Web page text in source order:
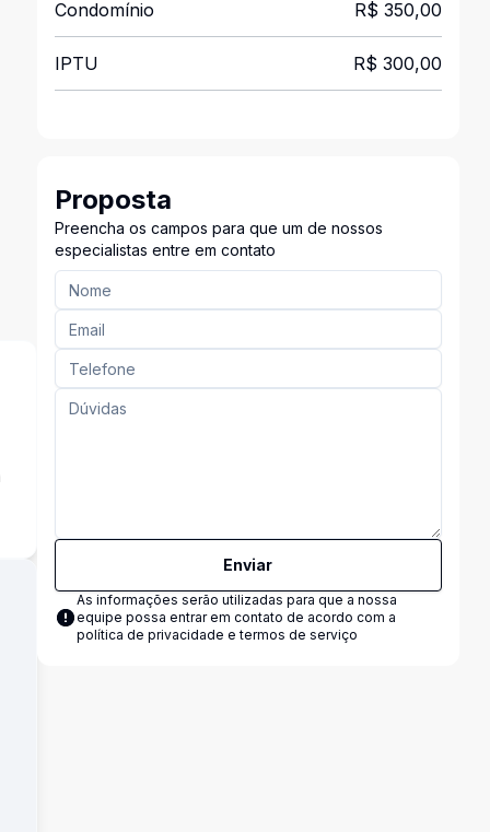
Condomínio R$ 350,00
IPTU R$ 300,00
Proposta
Preencha os campos para que um de nossos
especialistas entre em contato
Enviar
As informações serão utilizadas para que a nossa
equipe possa entrar em contato de acordo com a
política de privacidade e termos de serviço